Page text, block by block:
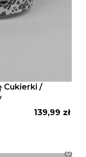
Cukierki /
Cena
139,99 zł